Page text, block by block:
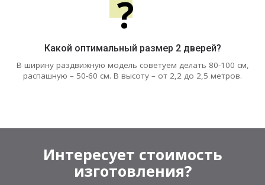
?
Какой оптимальный размер 2 дверей?
В ширину раздвижную модель советуем делать 80-100 см,
распашную – 50-60 см. В высоту – от 2,2 до 2,5 метров.
Интересует стоимость
изготовления?